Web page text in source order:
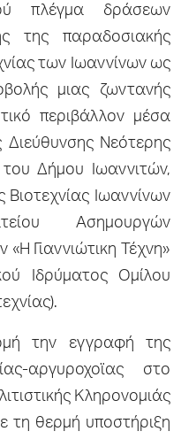
πλέγμα δράσεων
της παραδοσιακής
των Ιωαννίνων ως
μιας ζωντανής
περιβάλλον μέσα
Διεύθυνσης Νεότερης
του Δήμου Ιωαννιτών,
Ιωαννίνων
Ασημουργών
Γιαννιώτικη Τέχνη»
Ιδρύματος Ομίλου
την εγγραφή της
αργυροχοϊας στο
Κληρονομιάς
τη θερμή υποστήριξη